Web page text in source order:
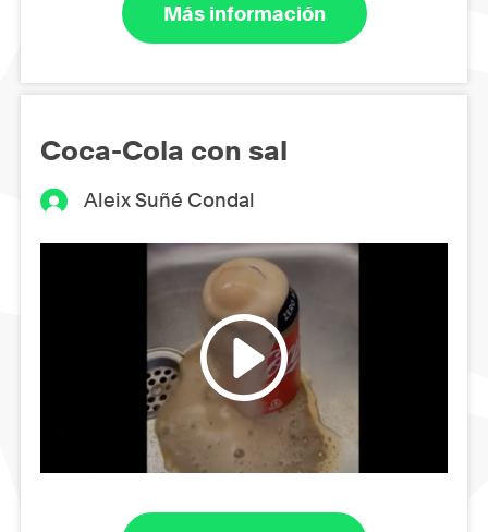
Más información
Coca-Cola con sal
Aleix Suñé Condal